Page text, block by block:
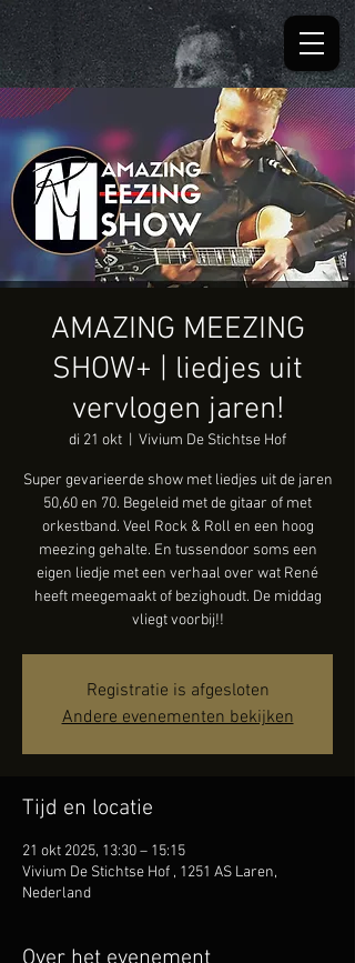
AMAZING MEEZING
SHOW+ | liedjes uit
vervlogen jaren!
di 21 okt Vivium De Stichtse Hof
Super gevarieerde show met liedjes uit de jaren
50,60 en 70. Begeleid met de gitaar of met
orkestband. Veel Rock & Roll en een hoog
meezing gehalte. En tussendoor soms een
eigen liedje met een verhaal over wat René
heeft meegemaakt of bezighoudt. De middag
vliegt voorbij!!
Registratie is afgesloten
Andere evenementen bekijken
Tijd en locatie
21 okt 2025, 13:30 – 15:15
Vivium De Stichtse Hof , 1251 AS Laren,
Nederland